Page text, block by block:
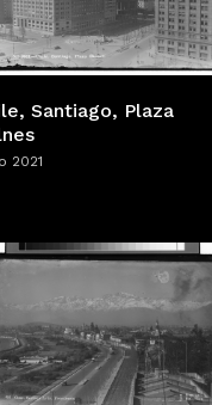
Santiago, Plaza
2021